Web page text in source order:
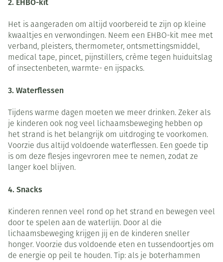
2. EHBO-kit
Het is aangeraden om altijd voorbereid te zijn op kleine
kwaaltjes en verwondingen. Neem een EHBO-kit mee met
verband, pleisters, thermometer, ontsmettingsmiddel,
medical tape, pincet, pijnstillers, crème tegen huiduitslag
of insectenbeten, warmte- en ijspacks.
3. Waterflessen
Tijdens warme dagen moeten we meer drinken. Zeker als
je kinderen ook nog veel lichaamsbeweging hebben op
het strand is het belangrijk om uitdroging te voorkomen.
Voorzie dus altijd voldoende waterflessen. Een goede tip
is om deze flesjes ingevroren mee te nemen, zodat ze
langer koel blijven.
4. Snacks
Kinderen rennen veel rond op het strand en bewegen veel
door te spelen aan de waterlijn. Door al die
lichaamsbeweging krijgen jij en de kinderen sneller
honger. Voorzie dus voldoende eten en tussendoortjes om
de energie op peil te houden. Tip: als je boterhammen